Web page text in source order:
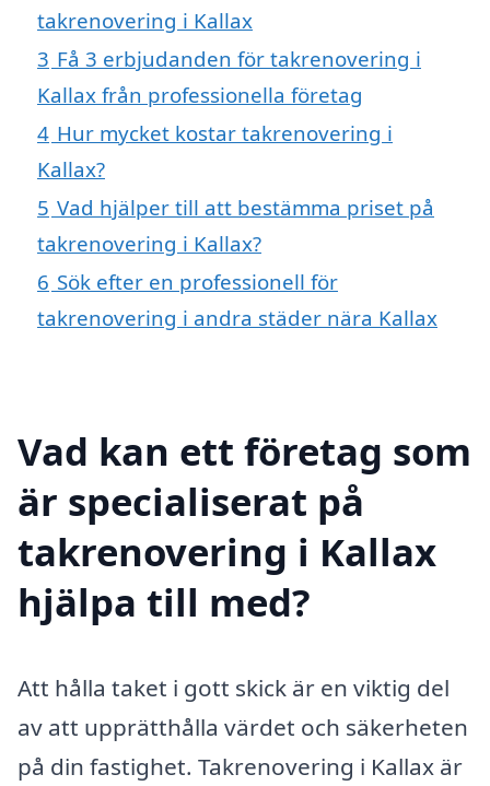
takrenovering i Kallax
3 Få 3 erbjudanden för takrenovering i
Kallax från professionella företag
4 Hur mycket kostar takrenovering i
Kallax?
5 Vad hjälper till att bestämma priset på
takrenovering i Kallax?
6 Sök efter en professionell för
takrenovering i andra städer nära Kallax
Vad kan ett företag som
är specialiserat på
takrenovering i Kallax
hjälpa till med?
Att hålla taket i gott skick är en viktig del
av att upprätthålla värdet och säkerheten
på din fastighet. Takrenovering i Kallax är